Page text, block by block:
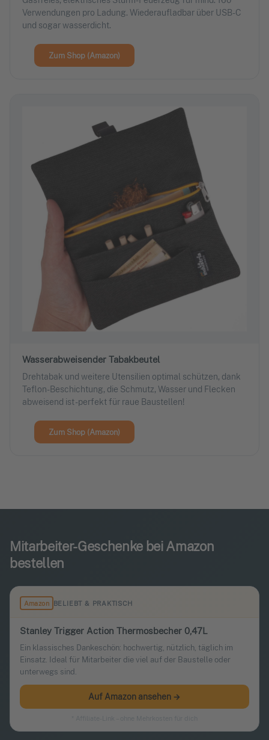
Verwendungen pro Ladung. Wiederaufladbar über USB-C
und sogar wasserdicht.
Zum Shop (Amazon)
Wasserabweisender Tabakbeutel
Drehtabak und weitere Utensilien optimal schützen, dank
Teflon-Beschichtung, die Schmutz, Wasser und Flecken
abweisend ist - perfekt für raue Baustellen!
Zum Shop (Amazon)
Mitarbeiter-Geschenke bei Amazon
bestellen
Amazon BELIEBT & PRAKTISCH
Stanley Trigger Action Thermosbecher 0,47L
Ein klassisches Dankeschön: hochwertig, nützlich, täglich im
Einsatz. Ideal für Mitarbeiter die viel auf der Baustelle oder
unterwegs sind.
Auf Amazon ansehen →